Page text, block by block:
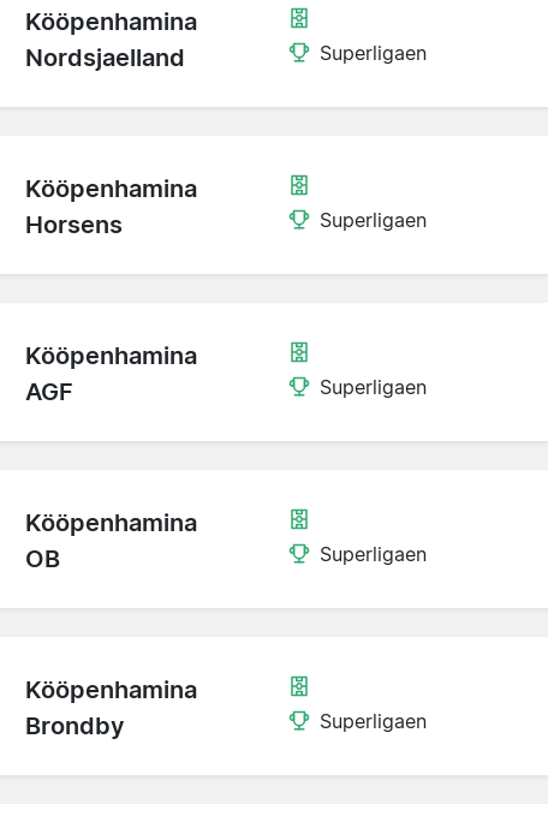
Kööpenhamina
Nordsjaelland
Superligaen
Kööpenhamina
Horsens
Superligaen
Kööpenhamina
AGF
Superligaen
Kööpenhamina
OB
Superligaen
Kööpenhamina
Brondby
Superligaen